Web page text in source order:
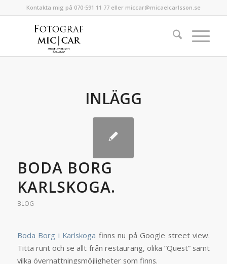
Kontakta mig på 070-591 11 77 eller miccar@micaelcarlsson.se
INLÄGG
BODA BORG
KARLSKOGA.
BLOG
Boda Borg i Karlskoga finns nu på Google street view.
Titta runt och se allt från restaurang, olika ”Quest” samt
vilka övernattningsmöjligheter som finns.